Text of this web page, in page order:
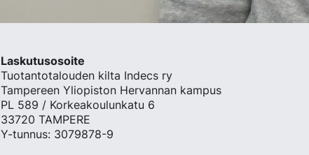
Laskutusosoite
Tuotantotalouden kilta Indecs ry
Tampereen Yliopiston Hervannan kampus
PL 589 / Korkeakoulunkatu 6
33720 TAMPERE
Y-tunnus: 3079878-9